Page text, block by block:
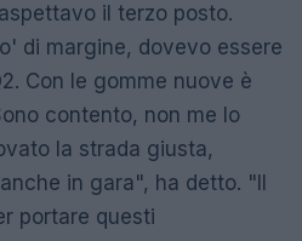
il terzo posto.
di margine, dovevo essere
Con le gomme nuove è
contento, non me lo
la strada giusta,
in gara", ha detto. "Il
portare questi